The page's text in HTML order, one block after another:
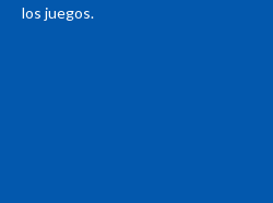
los juegos.